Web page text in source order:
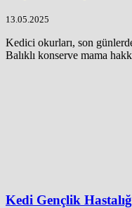
13.05.2025
Kedici okurları, son
Balıklı konserve mama
Kedi Gençlik